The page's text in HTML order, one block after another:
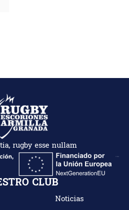
rugby esse nullam
CLUB
Noticias